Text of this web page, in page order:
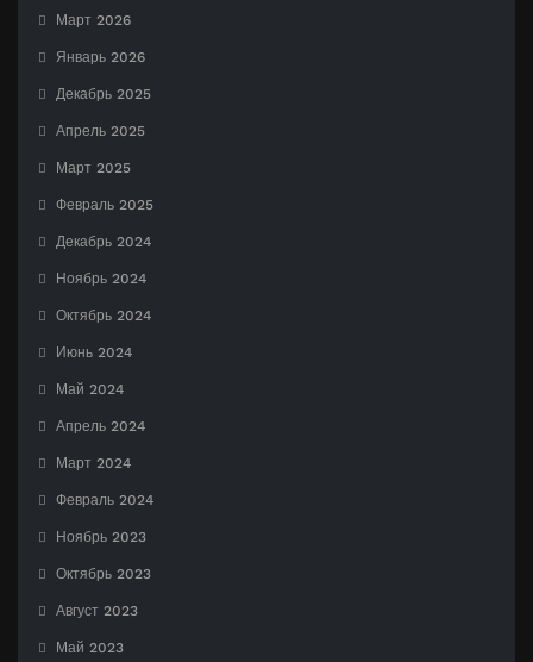
Март 2026
Январь 2026
Декабрь 2025
Апрель 2025
Март 2025
Февраль 2025
Декабрь 2024
Ноябрь 2024
Октябрь 2024
Июнь 2024
Май 2024
Апрель 2024
Март 2024
Февраль 2024
Ноябрь 2023
Октябрь 2023
Август 2023
Май 2023